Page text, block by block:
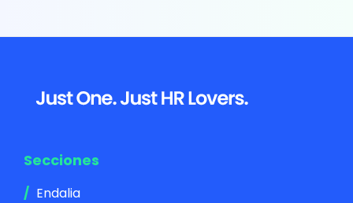
Footer
Secciones
Endalia